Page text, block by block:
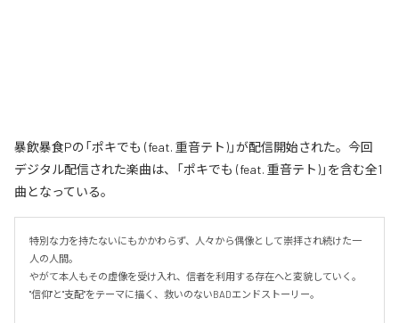
暴飲暴食Pの「ポキでも (feat. 重音テト)」が配信開始された。今回
デジタル配信された楽曲は、「ポキでも (feat. 重音テト)」を含む全1
曲となっている。
特別な力を持たないにもかかわらず、人々から偶像として崇拝され続けた一
人の人間。
やがて本人もその虚像を受け入れ、信者を利用する存在へと変貌していく。
"信仰"と"支配"をテーマに描く、救いのないBADエンドストーリー。